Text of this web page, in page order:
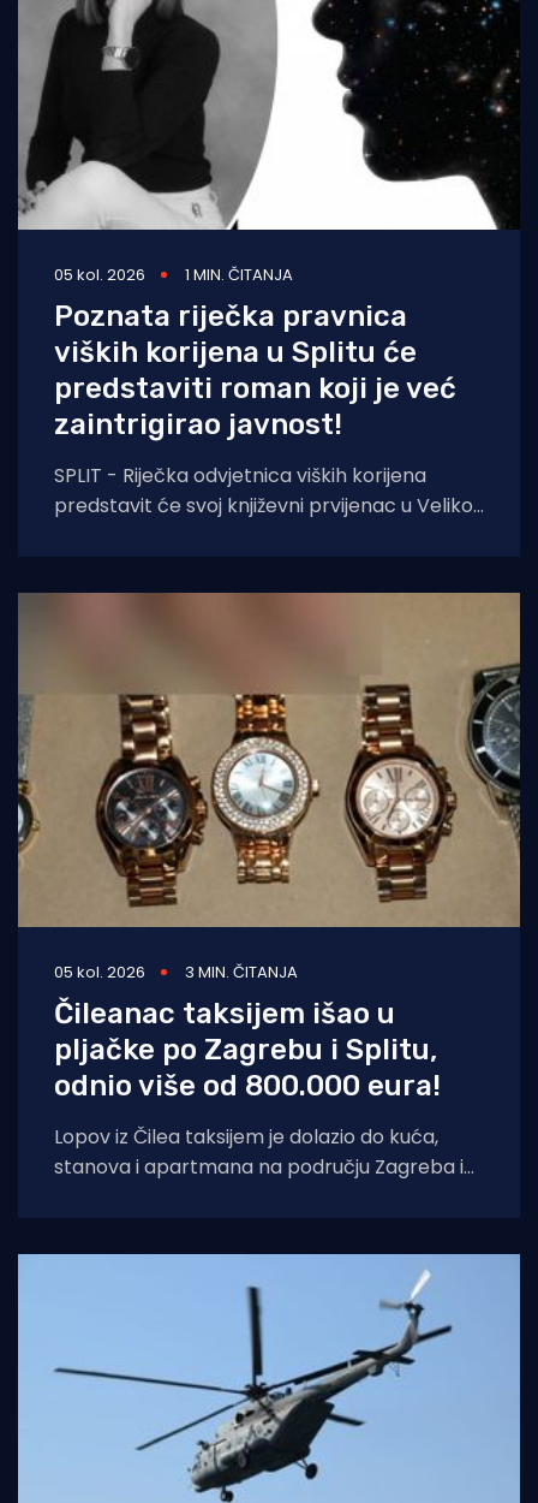
05 kol. 2026 1 MIN. ČITANJA
Poznata riječka pravnica
viških korijena u Splitu će
predstaviti roman koji je već
zaintrigirao javnost!
SPLIT - Riječka odvjetnica viških korijena
predstavit će svoj književni prvijenac u Velikoj
05 kol. 2026 3 MIN. ČITANJA
Čileanac taksijem išao u
pljačke po Zagrebu i Splitu,
odnio više od 800.000 eura!
Lopov iz Čilea taksijem je dolazio do kuća,
stanova i apartmana na području Zagreba i